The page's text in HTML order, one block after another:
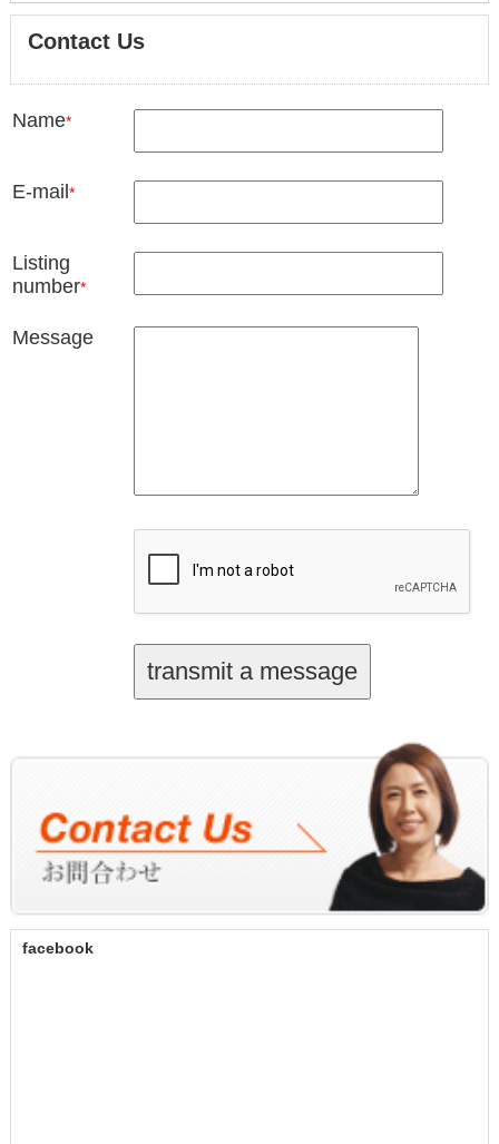
Contact Us
Name*
E-mail *
Listing
number*
Message
facebook